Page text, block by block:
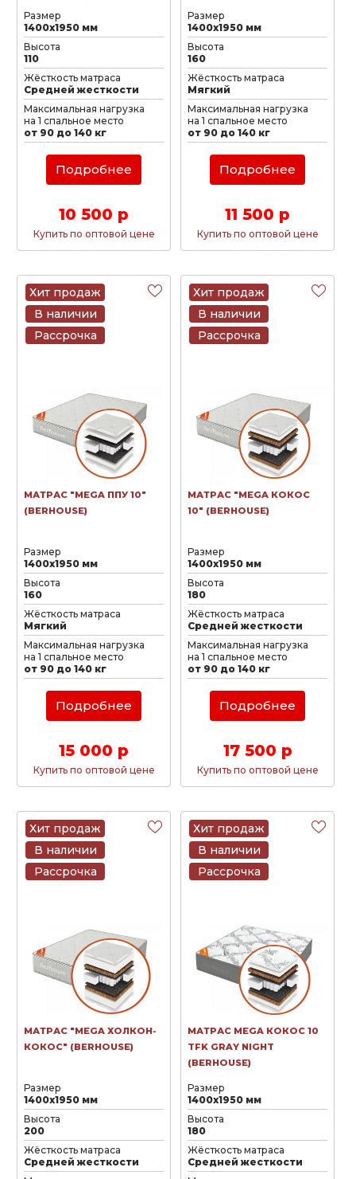
Размер
1400х1950 мм
Высота
110
Жёсткость матраса
Средней жесткости
Максимальная нагрузка
на 1 спальное место
от 90 до 140 кг
Подробнее
10 500 р
Купить по оптовой цене
Размер
1400х1950 мм
Высота
160
Жёсткость матраса
Мягкий
Максимальная нагрузка
на 1 спальное место
от 90 до 140 кг
Подробнее
11 500 р
Купить по оптовой цене
Хит продаж
В наличии
Рассрочка
МАТРАС "MEGA ППУ 10"
(BERHOUSE)
Размер
1400х1950 мм
Высота
160
Жёсткость матраса
Мягкий
Максимальная нагрузка
на 1 спальное место
от 90 до 140 кг
Подробнее
15 000 р
Купить по оптовой цене
Хит продаж
В наличии
Рассрочка
МАТРАС "MEGA КОКОС
10" (BERHOUSE)
Размер
1400х1950 мм
Высота
180
Жёсткость матраса
Средней жесткости
Максимальная нагрузка
на 1 спальное место
от 90 до 140 кг
Подробнее
17 500 р
Купить по оптовой цене
Хит продаж
В наличии
Рассрочка
МАТРАС "MEGA ХОЛКОН-
КОКОС" (BERHOUSE)
Размер
1400х1950 мм
Высота
200
Жёсткость матраса
Средней жесткости
Хит продаж
В наличии
Рассрочка
МАТРАС MEGA КОКОС 10
TFK GRAY NIGHT
(BERHOUSE)
Размер
1400х1950 мм
Высота
180
Жёсткость матраса
Средней жесткости